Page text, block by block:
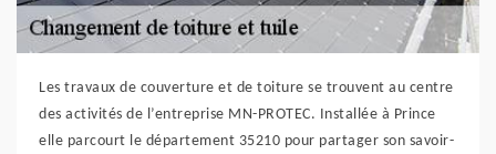
Les travaux de couverture et de toiture se trouvent au centre
des activités de l’entreprise MN-PROTEC. Installée à Prince
elle parcourt le département 35210 pour partager son savoir-